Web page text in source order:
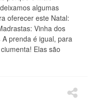
algumas
oferecer este Natal:
Vinha dos
prenda é igual, para
Elas são